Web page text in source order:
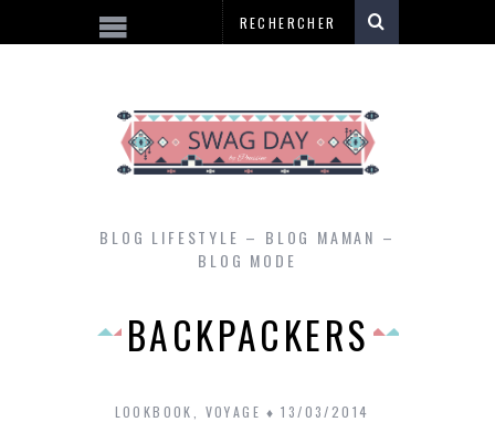
BLOG LIFESTYLE – BLOG MAMAN –
BLOG MODE
BACKPACKERS
LOOKBOOK VOYAGE 13/03/2014